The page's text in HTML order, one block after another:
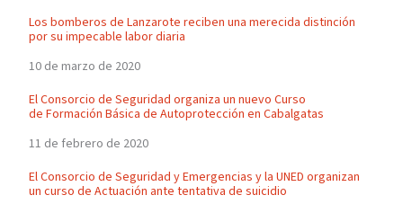
Los bomberos de Lanzarote reciben una merecida distinción
por su impecable labor diaria
10 de marzo de 2020
El Consorcio de Seguridad organiza un nuevo Curso
de Formación Básica de Autoprotección en Cabalgatas
11 de febrero de 2020
El Consorcio de Seguridad y Emergencias y la UNED organizan
un curso de Actuación ante tentativa de suicidio